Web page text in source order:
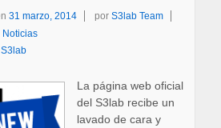
31 marzo, 2014 por S3lab Team
Noticias
S3lab
La página web oficial
del S3lab recibe un
lavado de cara y